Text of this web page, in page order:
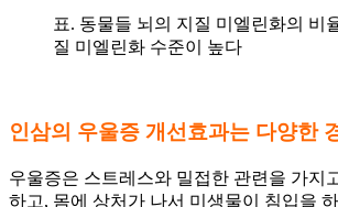
표. 동물들 뇌의 지질 미엘린화의 비
질 미엘린화 수준이 높다
인삼의 우울증 개선효과는 다양한
우울증은 스트레스와 밀접한 관련을 가지
하고, 몸에 상처가 나서 미생물이 침입을